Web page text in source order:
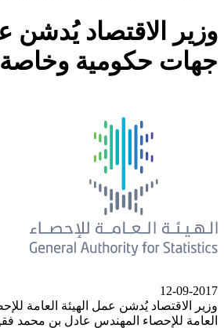
جهات حكومية وخاصة
12-09-2017